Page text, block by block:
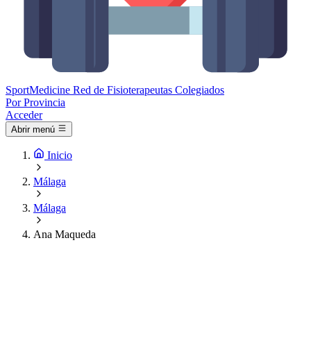
SportMedicine Red de Fisioterapeutas Colegiados
Por Provincia
Acceder
Abrir menú
Inicio
Málaga
Málaga
Ana Maqueda